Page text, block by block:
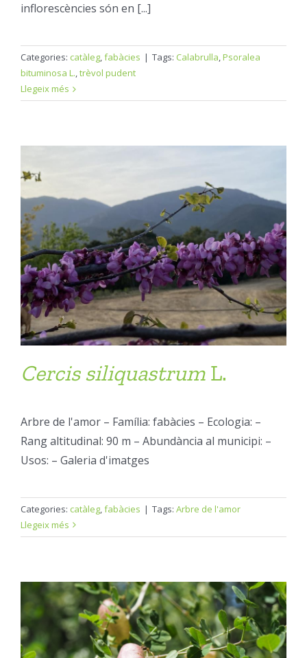
inflorescències són en [...]
Categories: catàleg,fabàcies | Tags: Calabrulla,Psoralea
bituminosa L.,trèvol pudent
Llegeix més
Cercis siliquastrum L.
Arbre de l'amor – Família: fabàcies – Ecologia: –
Rang altitudinal: 90 m – Abundància al municipi: –
Usos: – Galeria d'imatges
Categories: catàleg,fabàcies | Tags: Arbre de l'amor
Llegeix més